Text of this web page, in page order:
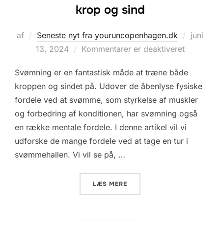
krop og sind
af Seneste nyt fra youruncopenhagen.dk
Udgivet
juni
13, 2024
Kommentarer er deaktiveret
Svømning er en fantastisk måde at træne både
kroppen og sindet på. Udover de åbenlyse fysiske
fordele ved at svømme, som styrkelse af muskler
og forbedring af konditionen, har svømning også
en række mentale fordele. I denne artikel vil vi
udforske de mange fordele ved at tage en tur i
svømmehallen. Vi vil se på, …
LÆS MERE